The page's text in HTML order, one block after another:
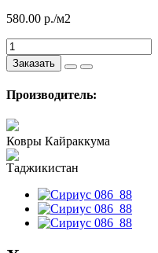
580.00 р./м2
Заказать
Производитель:
Ковры Кайраккума